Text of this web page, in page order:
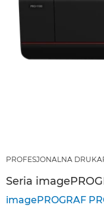
PROFESJONALNA
Seria
imagePROGRAF